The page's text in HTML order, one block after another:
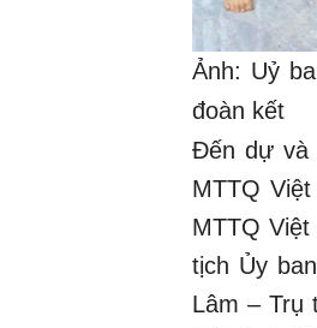
Ảnh: Uỷ
đoàn kết
Đến dự và
MTTQ
MTTQ
tịch Ủy
Lâm – Trụ